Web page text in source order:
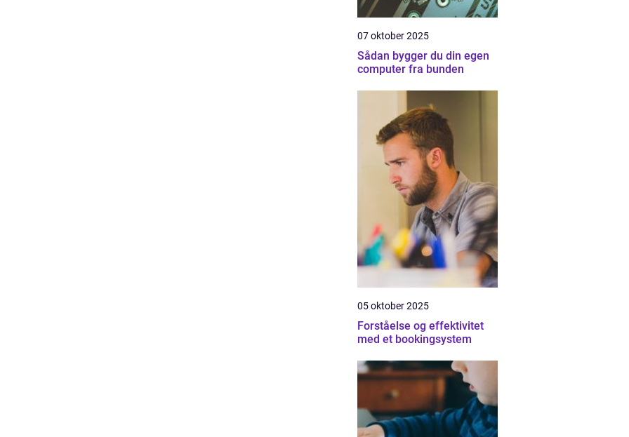
07 oktober 2025
Sådan bygger du din egen
computer fra bunden
05 oktober 2025
Forståelse og effektivitet
med et bookingsystem